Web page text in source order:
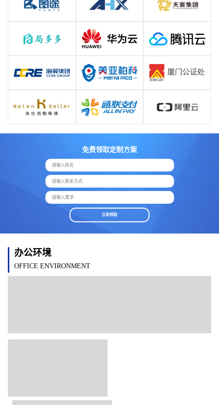
免费领取定制方案
请输入姓名
请输入联系方式
请输入需求
立即领取
办公环境
OFFICE ENVIRONMENT